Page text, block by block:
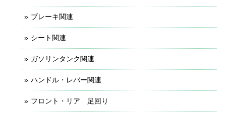
ブレーキ関連
シート関連
ガソリンタンク関連
ハンドル・レバー関連
フロント・リア 足回り